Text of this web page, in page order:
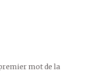
mot de la